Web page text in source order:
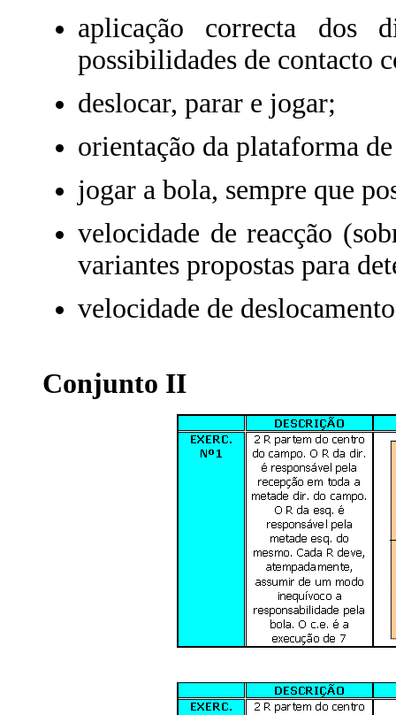
aplicação correcta dos
possibilidades de contacto
deslocar, parar e jogar;
orientação da plataforma
jogar a bola, sempre que
velocidade de reacção
variantes propostas para
velocidade de
Conjunto II